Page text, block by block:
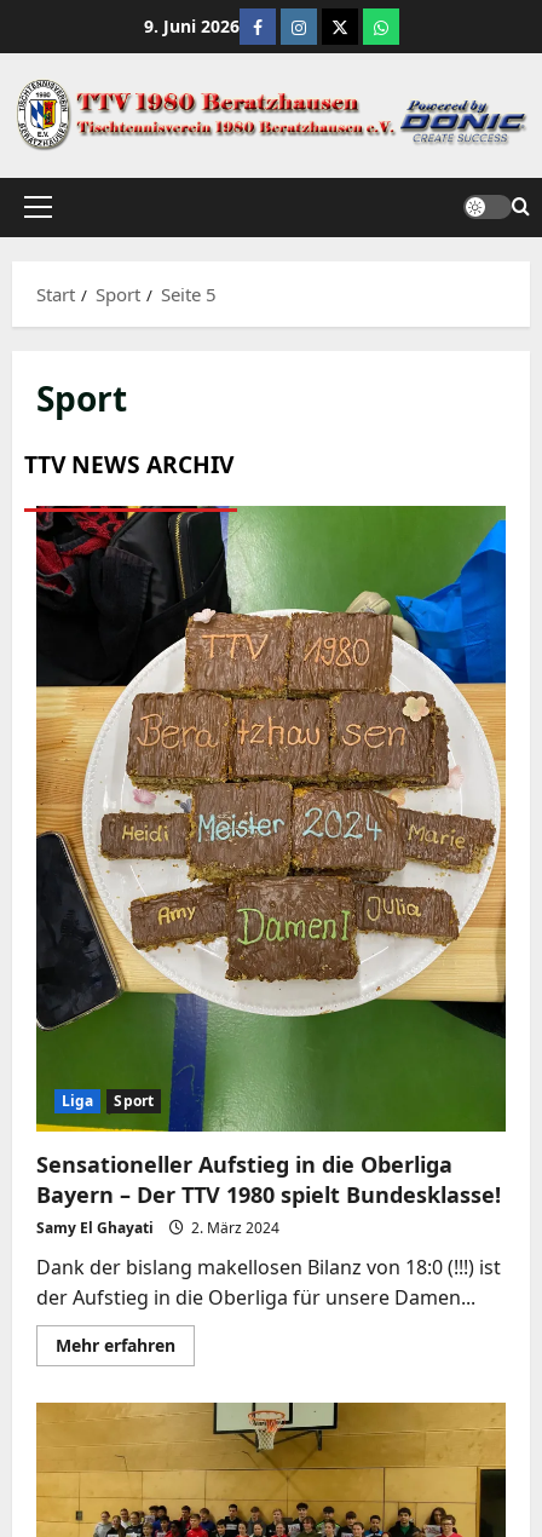
springen
9. Juni 2026 Facebook
Instagram
X WhatsApp
Primäres
Start
Sport Seite 5
Sport
Liga Sport
Sensationeller Aufstieg in die Oberliga
Bayern – Der TTV 1980 spielt Bundesklasse!
Samy El Ghayati 2. März 2024
Dank der bislang makellosen Bilanz von 18:0 (!!!) ist
der Aufstieg in die Oberliga für unsere Damen...
Mehr erfahrenMehr
Informationen
Aufstieg
die
Oberliga
Bayern
–
Der
TTV